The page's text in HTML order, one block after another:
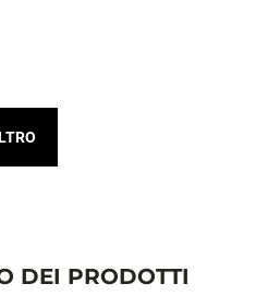
DEI PRODOTTI